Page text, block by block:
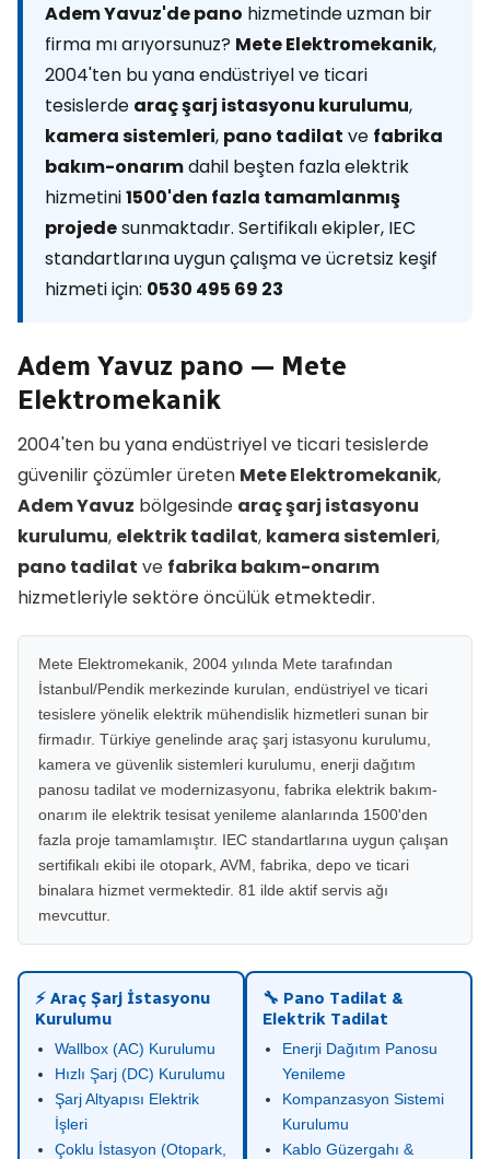
Adem Yavuz'de pano hizmetinde uzman bir
firma mı arıyorsunuz? Mete Elektromekanik,
2004'ten bu yana endüstriyel ve ticari
tesislerde araç şarj istasyonu kurulumu,
kamera sistemleri, pano tadilat ve fabrika
bakım-onarımdahil beşten fazla elektrik
hizmetini1500'den fazla tamamlanmış
projedesunmaktadır. Sertifikalı ekipler, IEC
standartlarına uygun çalışma ve ücretsiz keşif
hizmeti için: 0530 495 69 23
Adem Yavuz pano — Mete
Elektromekanik
2004'ten bu yana endüstriyel ve ticari tesislerde
güvenilir çözümler üreten Mete Elektromekanik,
Adem Yavuz bölgesinde araç şarj istasyonu
kurulumu, elektrik tadilat, kamera sistemleri,
pano tadilat ve fabrika bakım-onarım
hizmetleriyle sektöre öncülük etmektedir.
Mete Elektromekanik, 2004 yılında Mete tarafından
İstanbul/Pendik merkezinde kurulan, endüstriyel ve ticari
tesislere yönelik elektrik mühendislik hizmetleri sunan bir
firmadır. Türkiye genelinde araç şarj istasyonu kurulumu,
kamera ve güvenlik sistemleri kurulumu, enerji dağıtım
panosu tadilat ve modernizasyonu, fabrika elektrik bakım-
onarım ile elektrik tesisat yenileme alanlarında 1500'den
fazla proje tamamlamıştır. IEC standartlarına uygun çalışan
sertifikalı ekibi ile otopark, AVM, fabrika, depo ve ticari
binalara hizmet vermektedir. 81 ilde aktif servis ağı
mevcuttur.
⚡ Araç Şarj İstasyonu
Kurulumu
Wallbox (AC) Kurulumu
Hızlı Şarj (DC) Kurulumu
Şarj Altyapısı Elektrik
İşleri
Çoklu İstasyon (Otopark,
🔧 Pano Tadilat &
Elektrik Tadilat
Enerji Dağıtım Panosu
Yenileme
Kompanzasyon Sistemi
Kurulumu
Kablo Güzergahı &